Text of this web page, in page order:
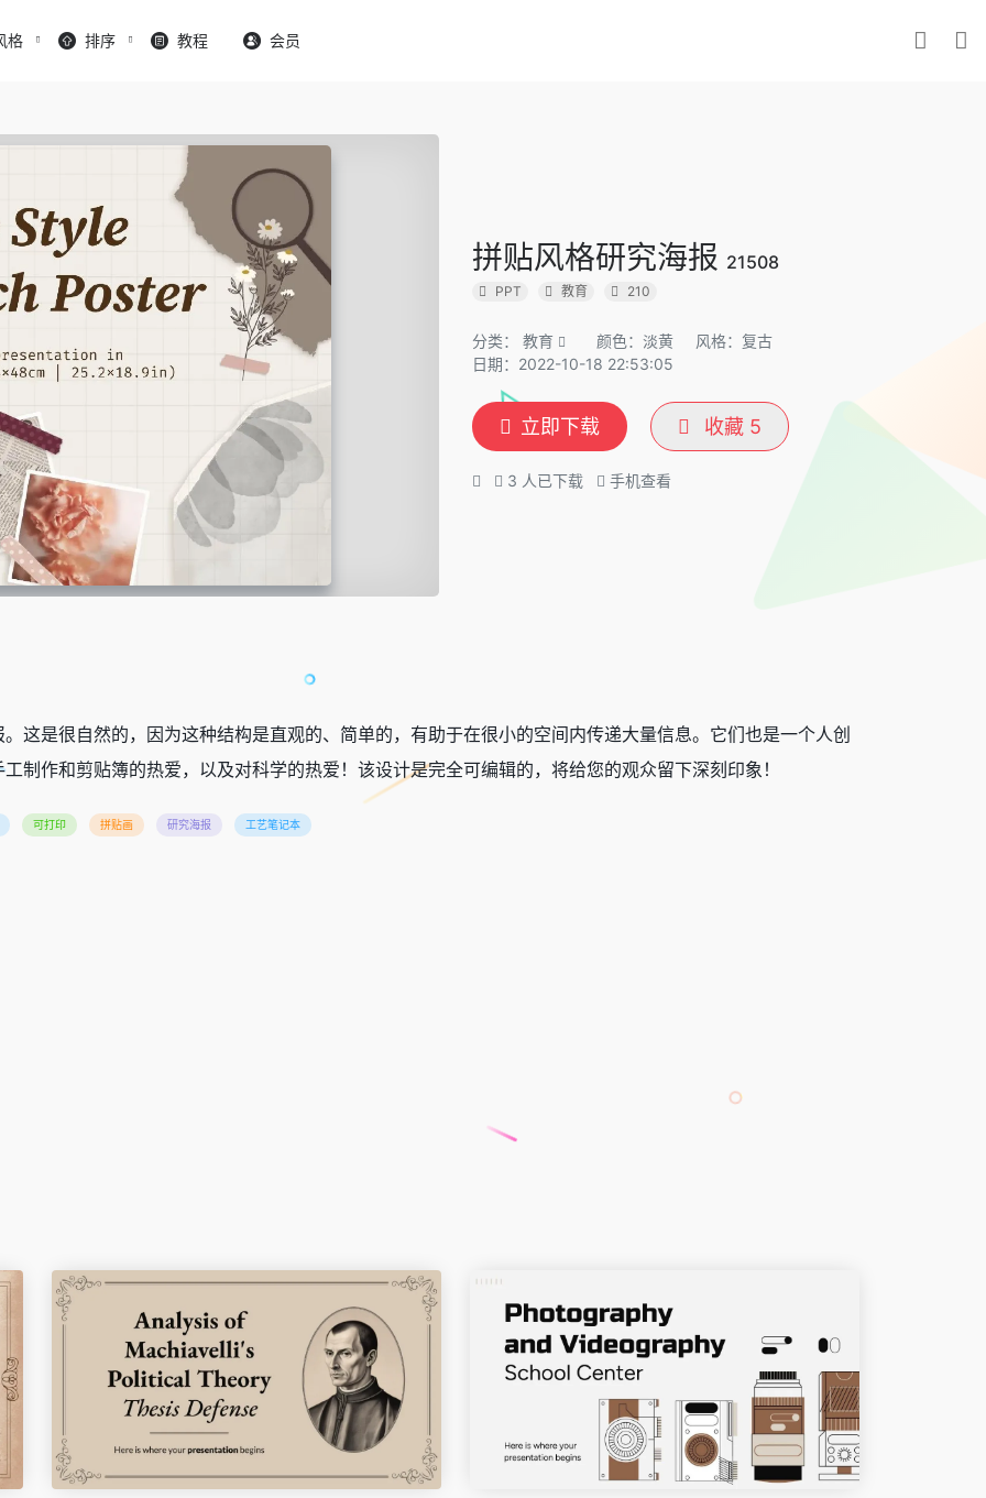
格 排序 教程 会员
拼贴风格研究海报 21508
PPT 教育 210
分类： 教育 颜色：淡黄
风格：复古
日期：2022-10-18 22:53:05
立即下载 收藏 5
3 人已下载 手机查看
这是很自然的，因为这种结构是直观的、简单的，有助于在很小的空间内传递大量信息。它们也是一个人创
制作和剪贴簿的热爱，以及对科学的热爱！该设计是完全可编辑的，将给您的观众留下深刻印象！
可打印 拼贴画 研究海报 工艺笔记本